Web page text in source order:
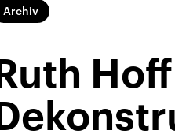
Archiv
Ruth